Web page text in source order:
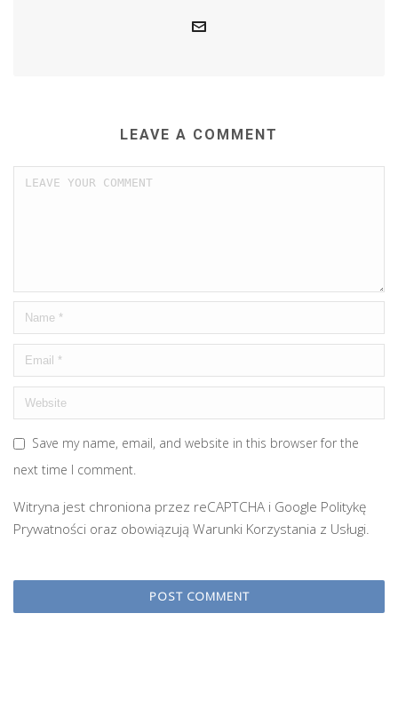
LEAVE A COMMENT
Save my name, email, and website in this browser for the
next time I comment.
Witryna jest chroniona przez reCAPTCHA i Google Politykę
Prywatności oraz obowiązują Warunki Korzystania z Usługi.